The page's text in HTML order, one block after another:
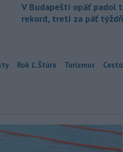
V Budapešti opäť padol
rekord, tretí za päť
Rok Ľ.Štúra Turizmus